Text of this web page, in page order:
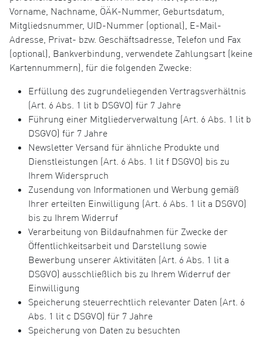
Vorname, Nachname, ÖÄK-Nummer, Geburtsdatum,
Mitgliedsnummer, UID-Nummer (optional), E-Mail-
Adresse, Privat- bzw. Geschäftsadresse, Telefon und Fax
(optional), Bankverbindung, verwendete Zahlungsart (keine
Kartennummern), für die folgenden Zwecke:
Erfüllung des zugrundeliegenden Vertragsverhältnis
(Art. 6 Abs. 1 lit b DSGVO) für 7 Jahre
Führung einer Mitgliederverwaltung (Art. 6 Abs. 1 lit b
DSGVO) für 7 Jahre
Newsletter Versand für ähnliche Produkte und
Dienstleistungen (Art. 6 Abs. 1 lit f DSGVO) bis zu
Ihrem Widerspruch
Zusendung von Informationen und Werbung gemäß
Ihrer erteilten Einwilligung (Art. 6 Abs. 1 lit a DSGVO)
bis zu Ihrem Widerruf
Verarbeitung von Bildaufnahmen für Zwecke der
Öffentlichkeitsarbeit und Darstellung sowie
Bewerbung unserer Aktivitäten (Art. 6 Abs. 1 lit a
DSGVO) ausschließlich bis zu Ihrem Widerruf der
Einwilligung
Speicherung steuerrechtlich relevanter Daten (Art. 6
Abs. 1 lit c DSGVO) für 7 Jahre
Speicherung von Daten zu besuchten